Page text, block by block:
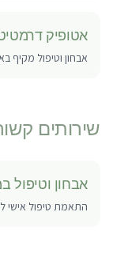
אטופיק
אבחון וטיפול מקיף
שירותים
אבחון וטיפול
התאמת טיפול אישי